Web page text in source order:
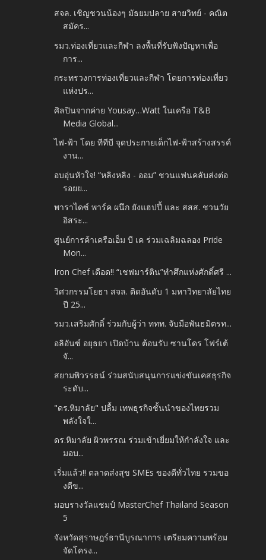
สจล. เชิญชวนน้องๆ มัธยมปลาย สายวิทย์ - คณิต
สมัคร...
รมว.ท่องเที่ยวและกีฬา ลงพื้นที่รับฟังปัญหาเพื่อ
การ...
กระทรวงการท่องเที่ยวและกีฬา โดยการท่องเที่ยว
แห่งปร...
ศิลปินจากค่าย Yousay…Watt ในเครือ T&B
Media Global...
ไฟ-ฟ้า โดย ทีทีบี จุดประกายเด็กไฟ-ฟ้าสร้างสรรค์
งาน...
อบอุ่นหัวใจ! “หลิงหลิง - ออม” ชวนแฟนคลับส่งต่อ
รอยย...
พาราไดซ์ พาร์ค ผนึก ยังแฮปปี้ และ สสส. ชวนวัย
อิสระ...
ศูนย์การค้าเครือเอ็ม บี เค ร่วมเฉลิมฉลอง Pride
Mon...
Iron Chef เดือด!! “เชฟมาร์ติน”ทำศึกแห่งศักดิ์ศรี ...
วิศวกรรมโยธา สจล. ติดอันดับ 1 มหาวิทยาลัยไทย
ปี 25...
รมว.เสริมศักดิ์ ร่วมกับผู้ว่า ททท. จับมือพันธมิตรท...
อลิอันซ์ อยุธยา เปิดบ้าน ต้อนรับ ซานโดร โฟร์เต้
จั...
สยามพิวรรธน์ ร่วมสนับสนุนการแข่งขันเคสธุรกิจ
ระดับ...
"ดร.หิมาลัย" ปลื้ม เทพธุรกิจชั้นนำของไทยรวม
พลังใจใ...
ดร.หิมาลัย ผิวพรรณ ร่วมเข้าเยี่ยมให้กำลังใจ และ
มอบ...
เริ่มแล้ว!! ตลาดส่งสุข SMEs ของดีทั่วไทย รวมขอ
งดีข...
มอบรางวัลแชมป์ MasterChef Thailand Season
5
จังหวัดสุราษฎร์ธานีบูรณาการ เตรียมความพร้อม
จัดโครง...